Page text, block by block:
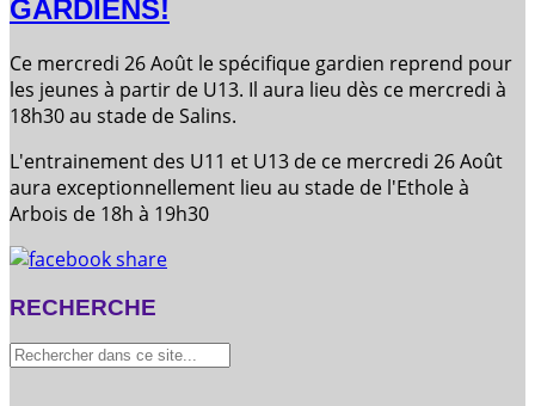
GARDIENS!
Ce mercredi 26 Août le spécifique gardien reprend pour
les jeunes à partir de U13. Il aura lieu dès ce mercredi à
18h30 au stade de Salins.
L'entrainement des U11 et U13 de ce mercredi 26 Août
aura exceptionnellement lieu au stade de l'Ethole à
Arbois de 18h à 19h30
RECHERCHE